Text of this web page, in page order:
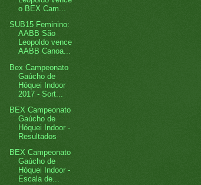
o BEX Cam...
SUB15 Feminino:
AABB São
Leopoldo vence
AABB Canoa...
Bex Campeonato
Gaúcho de
Hóquei Indoor
2017 - Sort...
BEX Campeonato
Gaúcho de
Hóquei Indoor -
Resultados
BEX Campeonato
Gaúcho de
Hóquei Indoor -
Escala de...